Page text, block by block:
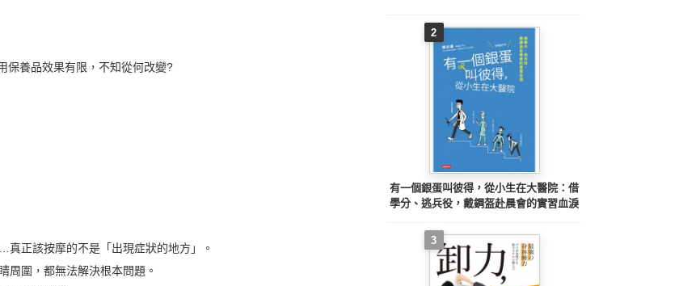
保養品效果有限，不知從何改變?
正該按摩的不是「出現症狀的地方」。
周圍，都無法解決根本問題。
2
有一個銀蛋叫彼得，從小生在大醫院：借
學分、逃兵役，戴鋼盔赴晨會的實習血淚
3